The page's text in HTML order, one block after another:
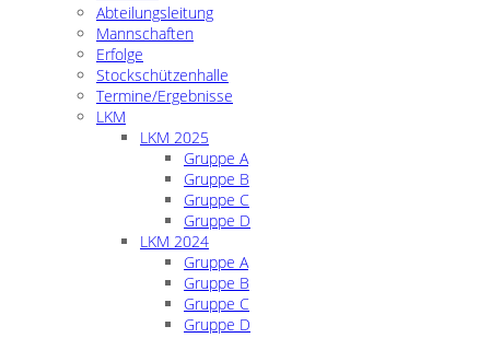
Abteilungsleitung
Mannschaften
Erfolge
Stockschützenhalle
Termine/Ergebnisse
LKM
LKM 2025
Gruppe A
Gruppe B
Gruppe C
Gruppe D
LKM 2024
Gruppe A
Gruppe B
Gruppe C
Gruppe D